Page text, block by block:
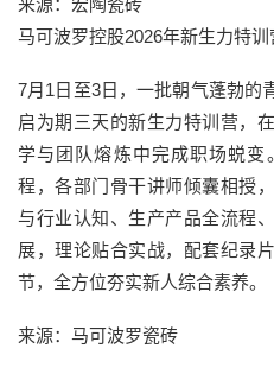
来源：宏陶瓷砖
马可波罗控股2026年新生力特训
7月1日至3日，一批朝气蓬勃的
启为期三天的新生力特训营，
学与团队熔炼中完成职场蜕
程，各部门骨干讲师倾囊相授
与行业认知、生产产品全流程
展，理论贴合实战，配套纪录
节，全方位夯实新人综合素养。
来源：马可波罗瓷砖